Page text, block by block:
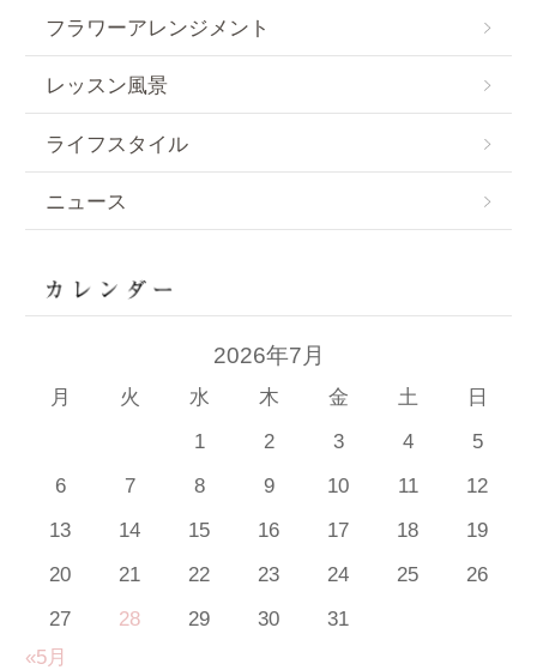
フラワーアレンジメント
レッスン風景
ライフスタイル
ニュース
2026年7月
月 火 水 木 金 土
日
1
2 3 4
5
6
7 8 9 10 11
12
13
14 15 16 17 18
19
20
21 22 23 24 25
26
27
28 29 30
31
«5月